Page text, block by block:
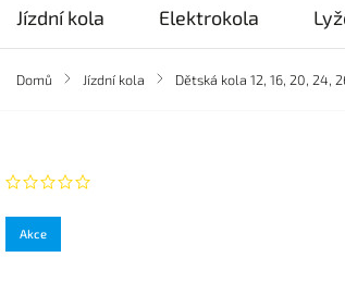
Jízdní kola Elektrokola
Domů / Jízdní kola / Dětská kola 12, 16, 20, 24,
Akce